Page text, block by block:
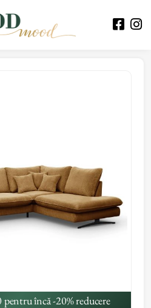
încă -20% reducere